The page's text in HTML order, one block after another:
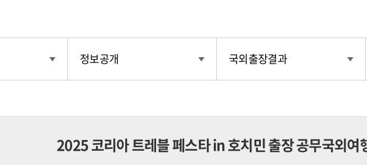
정보공개 국외출장결과
2025 코리아 트레블 페스타 in 호치민 출장 공무국외여